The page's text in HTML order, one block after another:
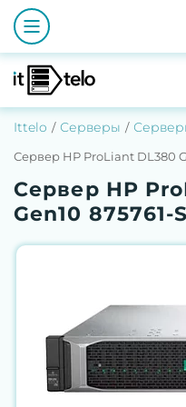
Ittelo Серверы
Сервер HP ProLiant DL380
Сервер HP
Gen10 875761-